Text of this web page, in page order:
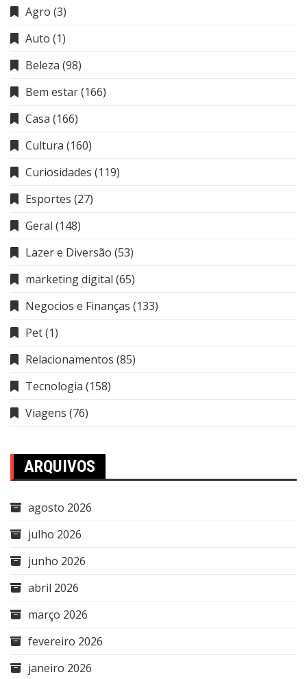
Agro (3)
Auto (1)
Beleza (98)
Bem estar(166)
Casa (166)
Cultura (160)
Curiosidades (119)
Esportes (27)
Geral (148)
Lazer e Diversão (53)
marketing digital (65)
Negocios e Finanças (133)
Pet(1)
Relacionamentos (85)
Tecnologia (158)
Viagens (76)
ARQUIVOS
agosto 2026
julho 2026
junho 2026
abril 2026
março 2026
fevereiro 2026
janeiro 2026